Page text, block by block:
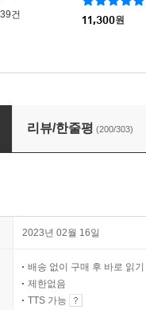
39건
11,300원
미라클 기적의 재개발
리뷰/한줄평 (200/303)
2023년 02월 16일
배송 없이 구매 후 바로 읽기
제한없음
TTS 가능